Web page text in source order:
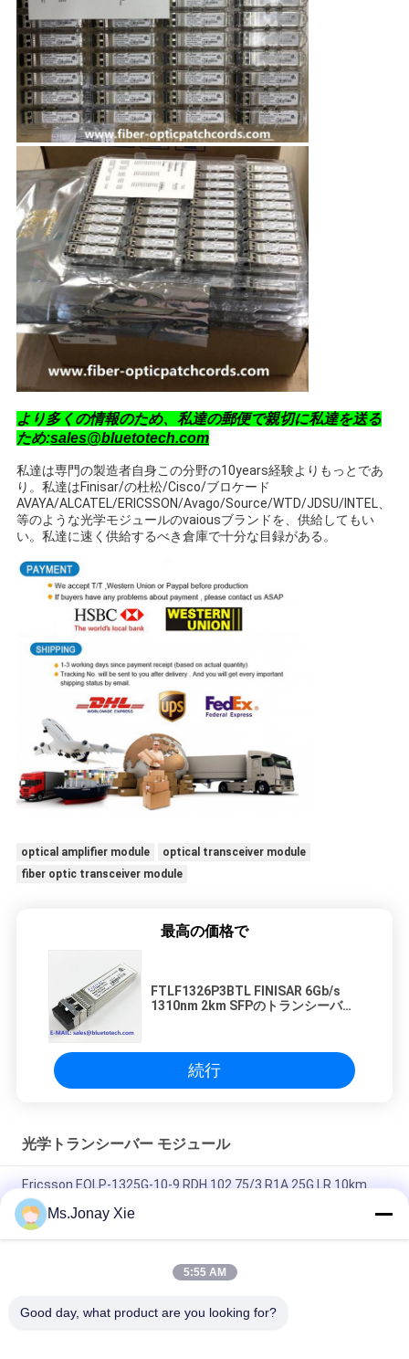
より多くの情報のため、私達の郵便で親切に私達を送る
ため:sales@bluetotech.com
私達は専門の製造者自身この分野の10years経験よりもっとであ
り。私達はFinisar/の杜松/Cisco/ブロケード
AVAYA/ALCATEL/ERICSSON/Avago/Source/WTD/JDSU/INTEL、
等のような光学モジュールのvaiousブランドを、供給してもい
い。私達に速く供給するべき倉庫で十分な目録がある。
optical amplifier module
optical transceiver module
fiber optic transceiver module
最高の価格で
FTLF1326P3BTL FINISAR 6Gb/s
1310nm 2km SFPのトランシーバー
続行
光学トランシーバー モジュール
Ericsson EOLP-1325G-10-9 RDH 102 75/3 R1A 25G LR 10km
SFP28 SMF 1310nm LC トランシーバー
FTLF8546P5BCV 850NM オキシド VCSEL, 16X FC, 10GE
FINISAR FTLX1471D3BCL SFP+ 10Gb/s 1310nm 10km オプティ
Ms.Jonay Xie
5:55 AM
Good day, what product are you looking for?